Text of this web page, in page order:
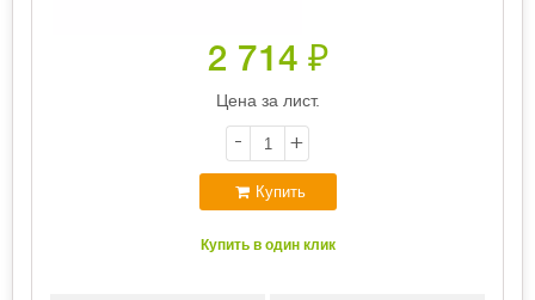
2 714 ₽
Цена за лист.
- +
Купить
Купить в один клик